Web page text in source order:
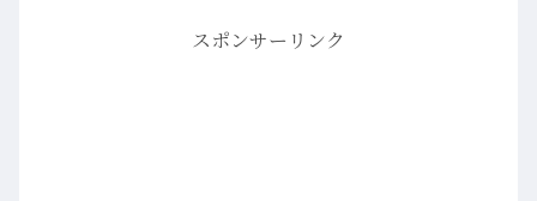
スポンサーリンク